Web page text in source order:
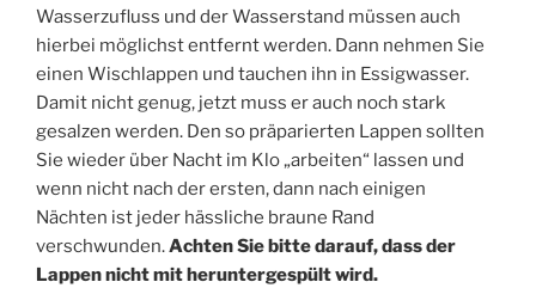
Wasserzufluss und der Wasserstand müssen auch
hierbei möglichst entfernt werden. Dann nehmen Sie
einen Wischlappen und tauchen ihn in Essigwasser.
Damit nicht genug, jetzt muss er auch noch stark
gesalzen werden. Den so präparierten Lappen sollten
Sie wieder über Nacht im Klo „arbeiten“ lassen und
wenn nicht nach der ersten, dann nach einigen
Nächten ist jeder hässliche braune Rand
verschwunden.Achten Sie bitte darauf, dass der
Lappen nicht mit heruntergespült wird.